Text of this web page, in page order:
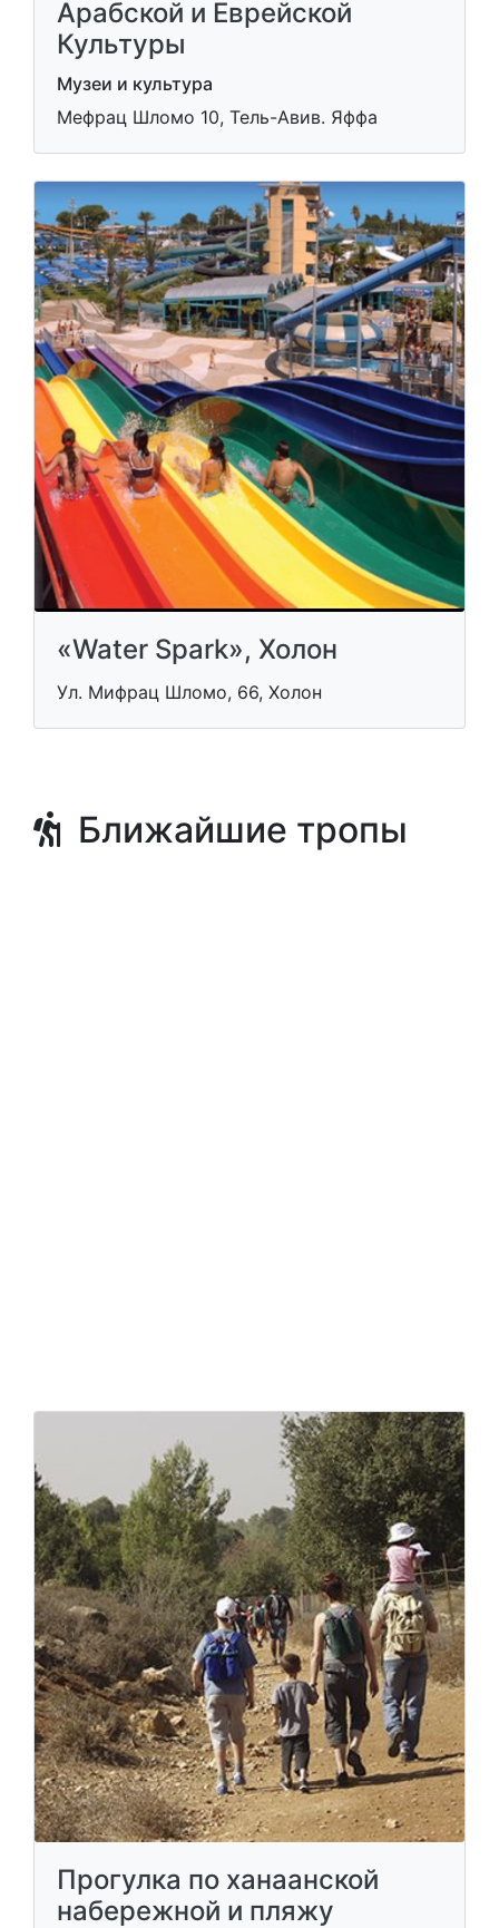
Арабской и Еврейской
Культуры
Музеи и культура
Мефрац Шломо 10, Тель-Авив. Яффа
«Water Spark», Холон
Ул. Мифрац Шломо, 66, Холон
Ближайшие тропы
Прогулка по ханаанской
набережной и пляжу